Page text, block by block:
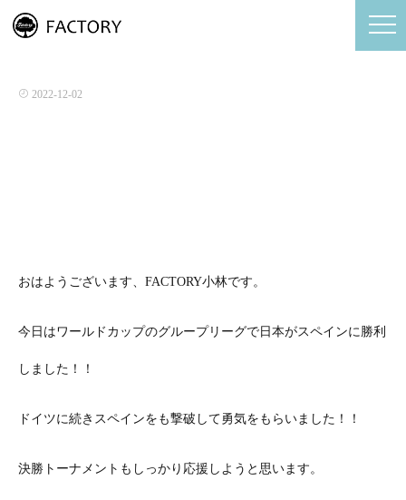
2022-12-02
おはようございます、FACTORY小林です。
今日はワールドカップのグループリーグで日本がスペインに勝利
しました！！
ドイツに続きスペインをも撃破して勇気をもらいました！！
決勝トーナメントもしっかり応援しようと思います。